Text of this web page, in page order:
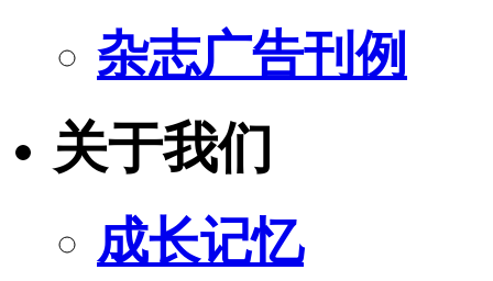
杂志广告刊例
关于我们
成长记忆